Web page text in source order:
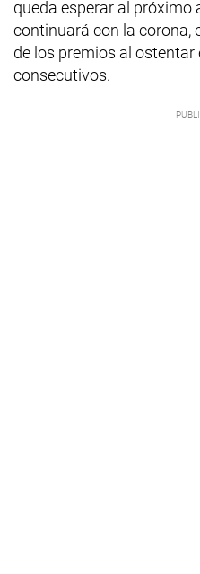
queda esperar al próximo
continuará con la corona,
de los premios al
consecutivos.